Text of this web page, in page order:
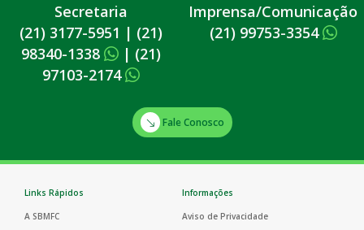
Secretaria
(21) 3177-5951 | (21)
98340-1338
| (21)
97103-2174
Imprensa/Comunicação
(21) 99753-3354
Fale Conosco
Links Rápidos
A SBMFC
Informações
Aviso de Privacidade